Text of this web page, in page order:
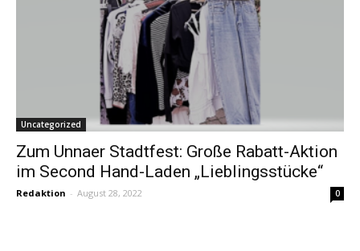
Uncategorized
Zum Unnaer Stadtfest: Große Rabatt-Aktion
im Second Hand-Laden „Lieblingsstücke“
Redaktion - August 28, 2022 0